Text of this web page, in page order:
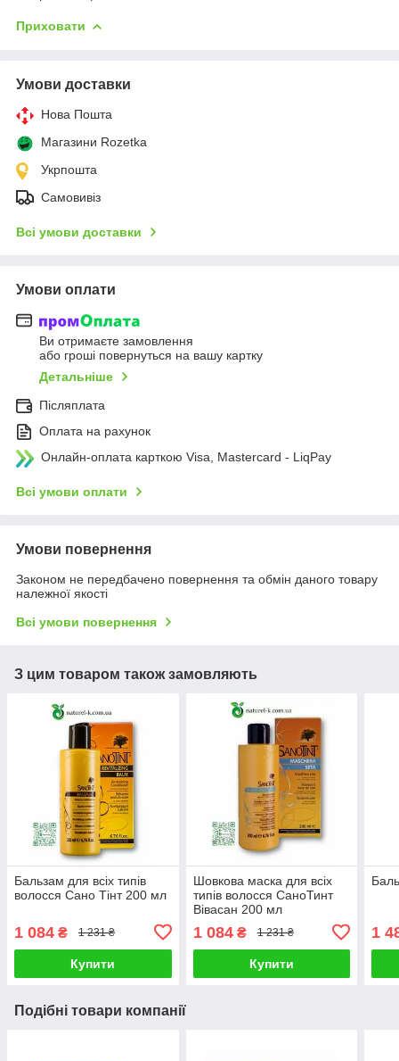
Приховати
Умови доставки
Нова Пошта
Магазини Rozetka
Укрпошта
Самовивіз
Всі умови доставки
Умови оплати
Ви отримаєте замовлення
або гроші повернуться на вашу картку
Детальніше
Післяплата
Оплата на рахунок
Онлайн-оплата карткою Visa, Mastercard - LiqPay
Всі умови оплати
Умови повернення
Законом не передбачено повернення та обмін даного товару
належної якості
Всі умови повернення
З цим товаром також замовляють
Бальзам для всіх типів
волосся Сано Тінт 200 мл
1 084 ₴ 1 231 ₴
Купити
Шовкова маска для всіх
типів волосся СаноТинт
Вівасан 200 мл
1 084₴ 1 231 ₴
Купити
1
Подібні товари компанії